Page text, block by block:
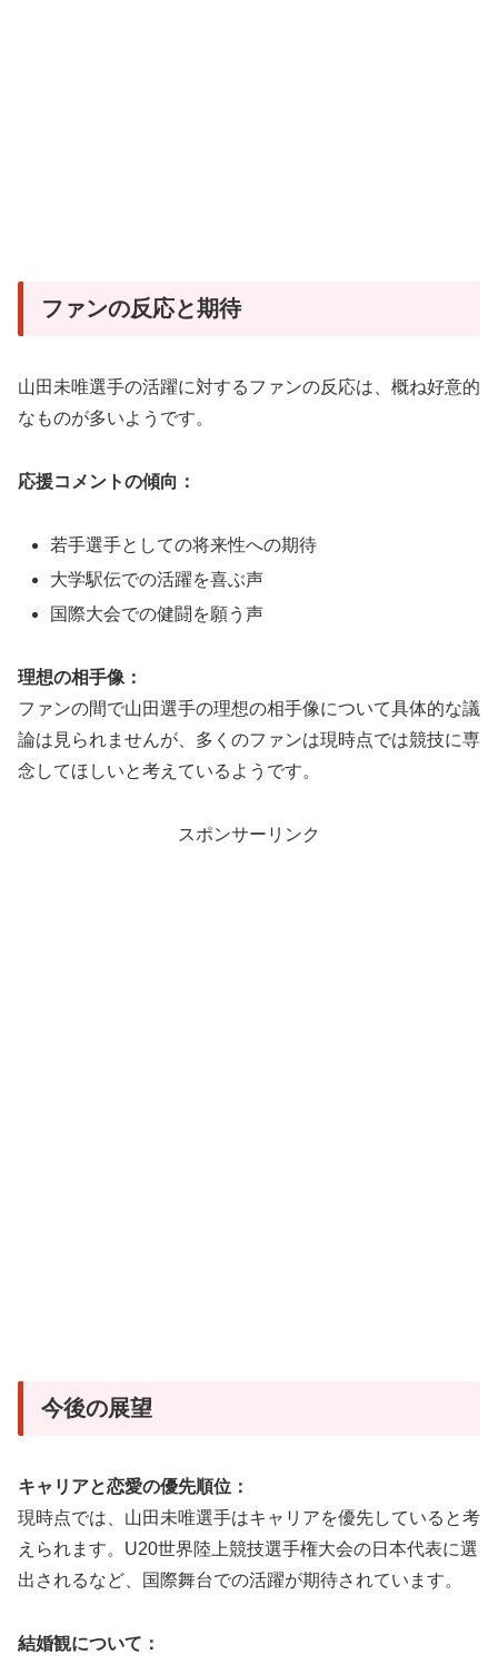
ファンの反応と期待
山田未唯選手の活躍に対するファンの反応は、概ね好意的
なものが多いようです。
応援コメントの傾向：
若手選手としての将来性への期待
大学駅伝での活躍を喜ぶ声
国際大会での健闘を願う声
理想の相手像：
ファンの間で山田選手の理想の相手像について具体的な議
論は見られませんが、多くのファンは現時点では競技に専
念してほしいと考えているようです。
スポンサーリンク
今後の展望
キャリアと恋愛の優先順位：
現時点では、山田未唯選手はキャリアを優先していると考
えられます。U20世界陸上競技選手権大会の日本代表に選
出されるなど、国際舞台での活躍が期待されています。
結婚観について：